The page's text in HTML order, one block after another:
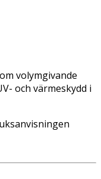
volymgivande
och värmeskydd i